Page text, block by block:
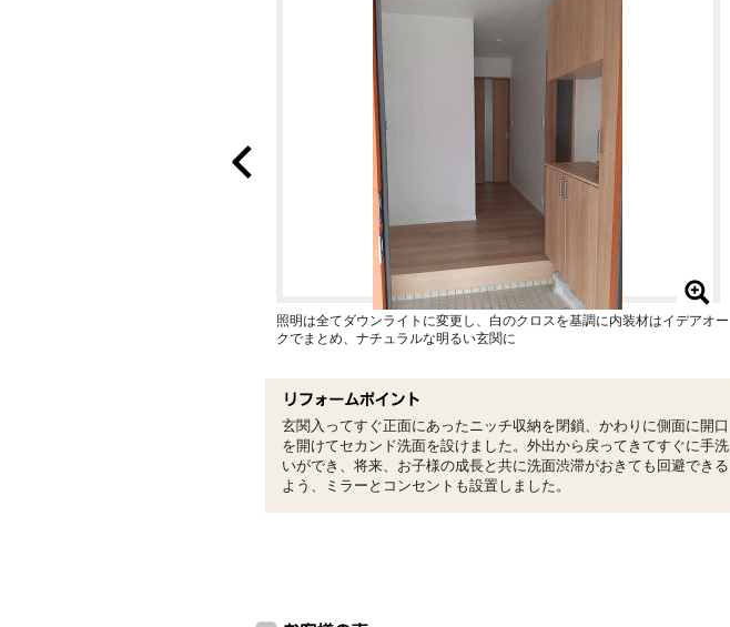
照明は全てダウンライトに変更し、白のクロスを基調に内装材はイデアオー
クでまとめ、ナチュラルな明るい玄関に
玄関入ってすぐ正面にあったニッチ収納を閉鎖、かわりに側面に開口
を開けてセカンド洗面を設けました。外出から戻ってきてすぐに手洗
いができ、将来、お子様の成長と共に洗面渋滞がおきても回避できる
よう、ミラーとコンセントも設置しました。